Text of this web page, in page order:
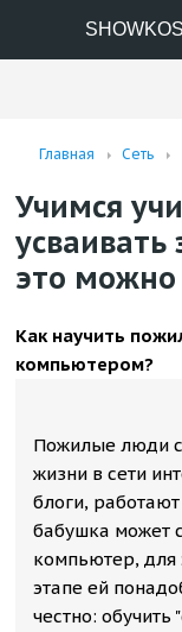
Главная Сеть
Учимся
усваивать
это
Как научить
компьютером?
Пожилые люди
жизни в сети
блоги,
бабушка может
компьютер, для
этапе ей
честно: обучить